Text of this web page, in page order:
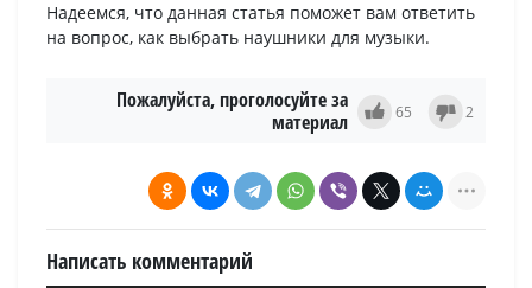
Надеемся, что данная статья поможет вам ответить
на вопрос, как выбрать наушники для музыки.
Пожалуйста, проголосуйте за
материал
65 2
Написать комментарий